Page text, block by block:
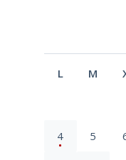
L M
4 5